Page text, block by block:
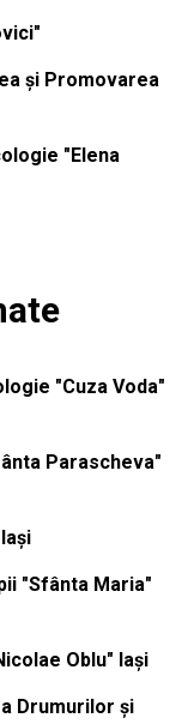
și Promovarea
"Elena
"Cuza Voda"
Parascheva"
"Sfânta Maria"
Oblu" Iași
Drumurilor și